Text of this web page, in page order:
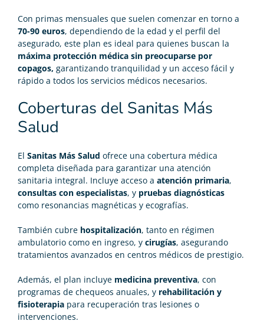
Con primas mensuales que suelen comenzar en torno a
70-90 euros, dependiendo de la edad y el perfil del
asegurado, este plan es ideal para quienes buscan la
máxima protección médica sin preocuparse por
copagos, garantizando tranquilidad y un acceso fácil y
rápido a todos los servicios médicos necesarios.
Coberturas del Sanitas Más
Salud
El Sanitas Más Salud ofrece una cobertura médica
completa diseñada para garantizar una atención
sanitaria integral. Incluye acceso a atención primaria,
consultas con especialistas, y pruebas diagnósticas
como resonancias magnéticas y ecografías.
También cubre hospitalización, tanto en régimen
ambulatorio como en ingreso, y cirugías, asegurando
tratamientos avanzados en centros médicos de prestigio.
Además, el plan incluye medicina preventiva, con
programas de chequeos anuales, y rehabilitación y
fisioterapia para recuperación tras lesiones o
intervenciones.